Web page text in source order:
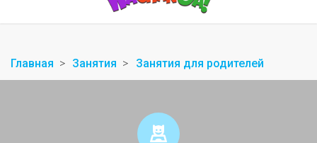
Главная Занятия Занятия для родителей